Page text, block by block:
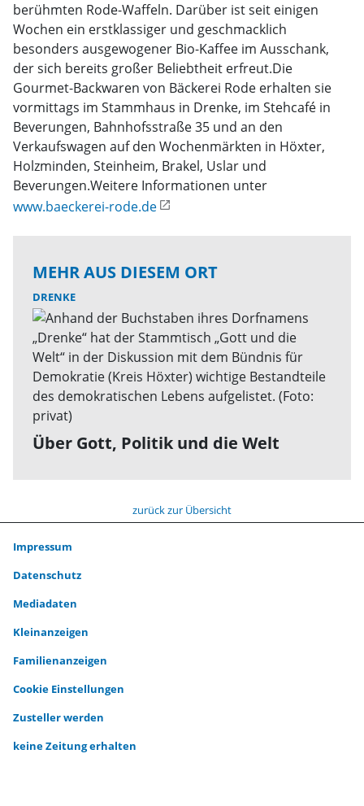
berühmten Rode-Waffeln. Darüber ist seit einigen
Wochen ein erstklassiger und geschmacklich
besonders ausgewogener Bio-Kaffee im Ausschank,
der sich bereits großer Beliebtheit erfreut.Die
Gourmet-Backwaren von Bäckerei Rode erhalten sie
vormittags im Stammhaus in Drenke, im Stehcafé in
Beverungen, Bahnhofsstraße 35 und an den
Verkaufswagen auf den Wochenmärkten in Höxter,
Holzminden, Steinheim, Brakel, Uslar und
Beverungen.Weitere Informationen unter
www.baeckerei-rode.de
MEHR AUS DIESEM ORT
DRENKE
Über Gott, Politik und die Welt
zurück zur Übersicht
Impressum
Datenschutz
Mediadaten
Kleinanzeigen
Familienanzeigen
Cookie Einstellungen
Zusteller werden
keine Zeitung erhalten